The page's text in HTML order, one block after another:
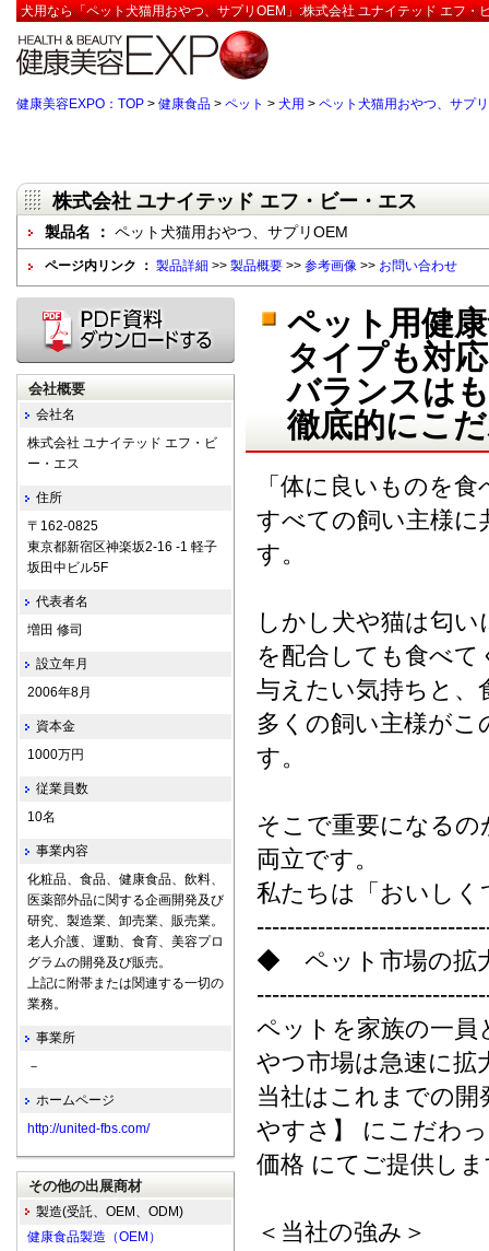
犬用なら「ペット犬猫用おやつ、サプリOEM」:株式会社 ユナイテッド エフ
健康美容EXPO：TOP > 健康食品 > ペット > 犬用 > ペット犬猫用おやつ、サプ
株式会社 ユナイテッド エフ・ビー・エス
製品名 ： ペット犬猫用おやつ、サプリOEM
ページ内リンク ： 製品詳細 >> 製品概要 >> 参考画像 >> お問い合わせ
ペット用健
タイプも対
バランスは
徹底的にこ
「体に良いものを
すべての飼い主様に
す。
しかし犬や猫は匂
を配合しても食べ
与えたい気持ちと、
多くの飼い主様が
す。
そこで重要になるの
両立です。
私たちは「おいし
◆ ペット市場の拡
ペットを家族の一員
やつ市場は急速に拡
当社はこれまでの
やすさ】 にこだわ
価格 にてご提供し
＜当社の強み＞
会社概要
会社名
株式会社 ユナイテッド エフ・ビ
ー・エス
住所
〒162-0825
東京都新宿区神楽坂2-16 -1 軽子
坂田中ビル5F
代表者名
増田 修司
設立年月
2006年8月
資本金
1000万円
従業員数
10名
事業内容
化粧品、食品、健康食品、飲料、
医薬部外品に関する企画開発及び
研究、製造業、卸売業、販売業。
老人介護、運動、食育、美容プロ
グラムの開発及び販売。
上記に附帯または関連する一切の
業務。
事業所
－
ホームページ
http://united-fbs.com/
その他の出展商材
製造(受託、OEM、ODM)
健康食品製造（OEM）